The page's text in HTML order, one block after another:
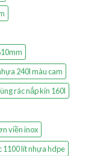
240l màu cam
rác nắp kín 160l
viền inox
1100 lít nhựa hdpe